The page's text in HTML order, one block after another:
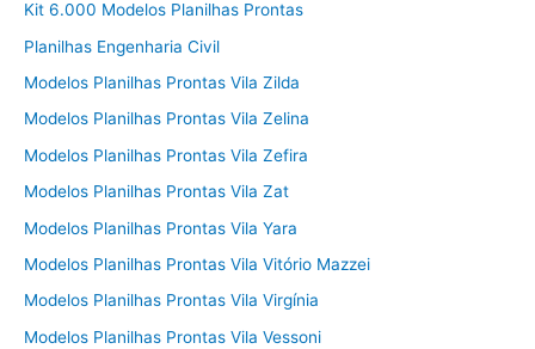
Kit 6.000 Modelos Planilhas Prontas
Planilhas Engenharia Civil
Modelos Planilhas Prontas Vila Zilda
Modelos Planilhas Prontas Vila Zelina
Modelos Planilhas Prontas Vila Zefira
Modelos Planilhas Prontas Vila Zat
Modelos Planilhas Prontas Vila Yara
Modelos Planilhas Prontas Vila Vitório Mazzei
Modelos Planilhas Prontas Vila Virgínia
Modelos Planilhas Prontas Vila Vessoni